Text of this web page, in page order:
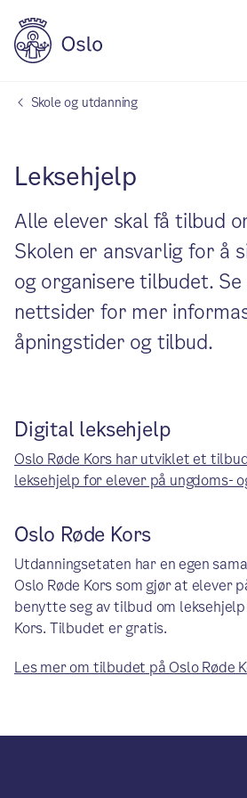
Skole og utdanning
Leksehjelp
Alle elever skal få tilbud
Skolen er ansvarlig for å
og organisere tilbudet. Se
nettsider for mer
åpningstider og tilbud.
Digital leksehjelp
Oslo Røde Kors har utviklet et
leksehjelp for elever på ungdoms-
Oslo Røde Kors
Utdanningsetaten har en egen
Oslo Røde Kors som gjør at elever
benytte seg av tilbud om leksehjelp
Kors. Tilbudet er gratis.
Les mer om tilbudet på Oslo Røde